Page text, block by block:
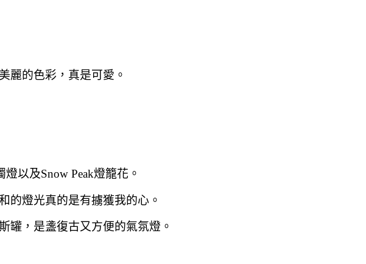
麗的色彩 ，真是可愛。
以及Snow Peak燈籠花。
的燈光真的是有擄獲我的心。
罐 ，是盞復古又方便的氣氛燈。